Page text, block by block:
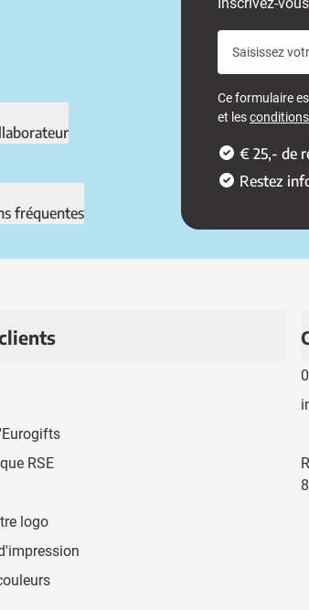
fréquentes
Ce formulaire
et les
€ 25,- de
Restez
RSE
logo